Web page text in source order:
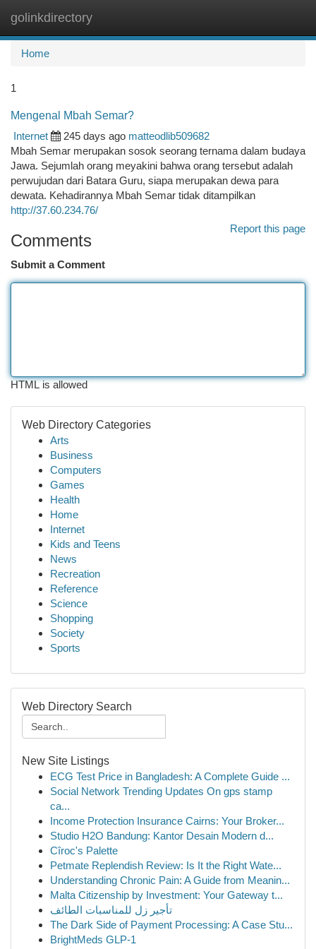
golinkdirectory
Home
1
Mengenal Mbah Semar?
Internet
245 days ago matteodlib509682
Mbah Semar merupakan sosok seorang ternama dalam budaya
Jawa. Sejumlah orang meyakini bahwa orang tersebut adalah
perwujudan dari Batara Guru, siapa merupakan dewa para
dewata. Kehadirannya Mbah Semar tidak ditampilkan
http://37.60.234.76/
Report this page
Comments
Submit a Comment
HTML is allowed
Web Directory Categories
Arts
Business
Computers
Games
Health
Home
Internet
Kids and Teens
News
Recreation
Reference
Science
Shopping
Society
Sports
Web Directory Search
New Site Listings
ECG Test Price in Bangladesh: A Complete Guide ...
Social Network Trending Updates On gps stamp
ca...
Income Protection Insurance Cairns: Your Broker...
Studio H2O Bandung: Kantor Desain Modern d...
Cîroc's Palette
Petmate Replendish Review: Is It the Right Wate...
Understanding Chronic Pain: A Guide from Meanin...
Malta Citizenship by Investment: Your Gateway t...
تأجير زل للمناسبات الطائف
The Dark Side of Payment Processing: A Case Stu...
BrightMeds GLP-1